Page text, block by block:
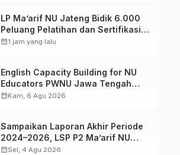
LP Ma’arif NU Jateng Bidik 6.000
Peluang Pelatihan dan Sertifikasi
bagi Lulusan SMK
calendar_month1 jam yang lalu
English Capacity Building for NU
Educators PWNU Jawa Tengah
Batch#4; Membuka Jalan Menuju
calendar_monthKam, 6 Agu 2026
Sampaikan Laporan Akhir Periode
2024–2026, LSP P2 Ma’arif NU
Jateng Mantapkan Sinergi Link and
calendar_monthSel, 4 Agu 2026